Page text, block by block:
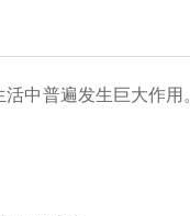
中普遍发生巨大作用